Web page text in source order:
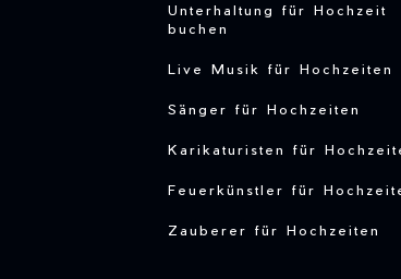
Unterhaltung für Hochzeit
buchen
Live Musik für Hochzeiten
Sänger für Hochzeiten
Karikaturisten für
Feuerkünstler für
Zauberer für Hochzeiten